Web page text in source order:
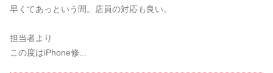
早くてあっという間。店員の対応も良い。
担当者より
この度はiPhone修...